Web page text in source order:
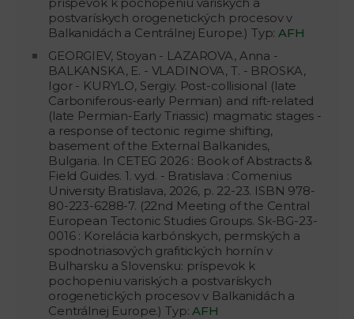
postvarískych orogenetických procesov v
Balkanidách a Centrálnej Europe.) Typ: AFH
GEORGIEV, Stoyan - LAZAROVA, Anna -
BALKANSKA, E. - VLADINOVA, T. - BROSKA,
Igor - KURYLO, Sergiy. Post-collisional (late
Carboniferous-early Permian) and rift-related
(late Permian-Early Triassic) magmatic stages -
a response of tectonic regime shifting,
basement of the External Balkanides,
Bulgaria. In CETEG 2026 : Book of Abstracts &
Field Guides. 1. vyd. - Bratislava : Comenius
University Bratislava, 2026, p. 22-23. ISBN 978-
80-223-6288-7. (22nd Meeting of the Central
European Tectonic Studies Groups. Sk-BG-23-
0016 : Korelácia karbónskych, permských a
spodnotriasových grafitických hornín v
Bulharsku a Slovensku: príspevok k
pochopeniu variských a postvarískych
orogenetických procesov v Balkanidách a
Centrálnej Europe.) Typ: AFH